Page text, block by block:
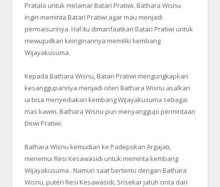
Pratala untuk melamar Batari Pratiwi. Bathara Wisnu
ingin meminta Batari Pratiwi agar mau menjadi
permaisurinya. Hal itu dimanfaatkan Batari Pratiwi untuk
mewujudkan keinginannya memiliki kembang
Wijayakusuma.
Kepada Bathara Wisnu, Batari Pratiwi mengungkapkan
kesanggupannya menjadi isteri Bathara Wisnu asalkan
ia bisa menyediakan kembang Wijayakusuma sebagai
mas kawin. Bathara Wisnu pun menyanggupi permintaan
Dewi Pratiwi.
Bathara Wisnu kemudian ke Padepokan Argajati,
menemui Resi Kesawasidi untuk meminta kembang
Wijayakusuma . Namun saat bertemu dengan Bathara
Wisnu, puteri Resi Kesawasidi, Srisekar jatuh cinta dan